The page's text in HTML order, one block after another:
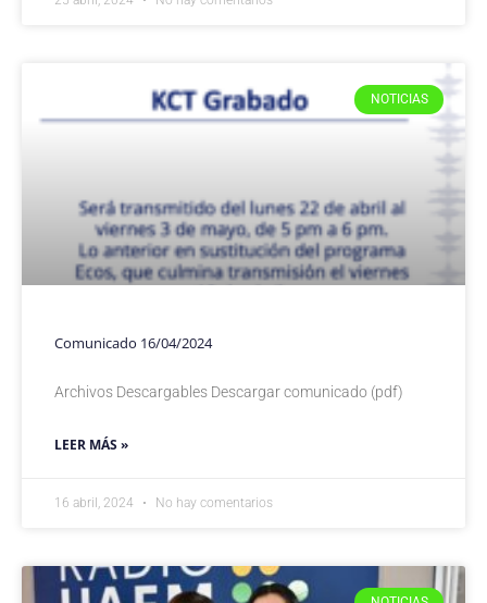
NOTICIAS
Comunicado 16/04/2024
Archivos Descargables Descargar comunicado (pdf)
LEER MÁS »
16 abril, 2024 No hay comentarios